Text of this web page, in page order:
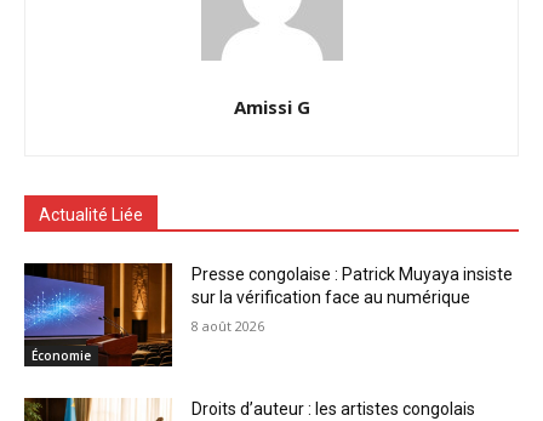
Amissi G
Actualité Liée
Économie
Presse congolaise : Patrick Muyaya insiste
sur la vérification face au numérique
8 août 2026
Droits d’auteur : les artistes congolais